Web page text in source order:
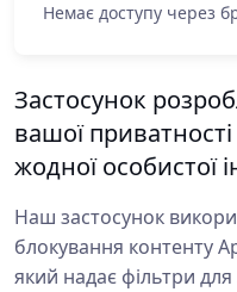
Немає доступу через
Застосунок
вашої
жодної особистої
Наш застосунок
блокування контенту
який надає фільтри